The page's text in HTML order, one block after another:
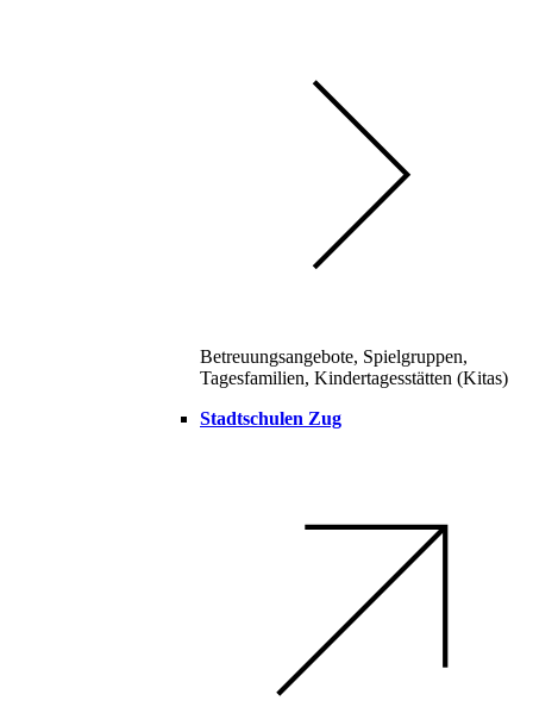
Betreuungsangebote, Spielgruppen,
Tagesfamilien, Kindertagesstätten (Kitas)
Stadtschulen Zug